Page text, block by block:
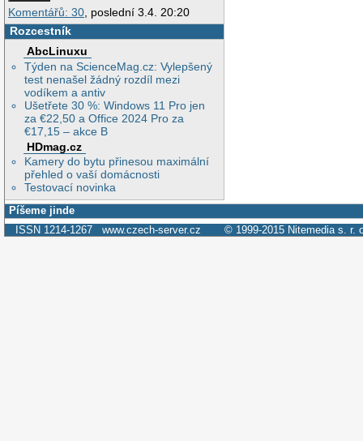
Komentářů: 30, poslední 3.4. 20:20
Rozcestník
AbcLinuxu
Týden na ScienceMag.cz: Vylepšený
test nenašel žádný rozdíl mezi
vodíkem a antiv
Ušetřete 30 %: Windows 11 Pro jen
za €22,50 a Office 2024 Pro za
€17,15 – akce B
HDmag.cz
Kamery do bytu přinesou maximální
přehled o vaší domácnosti
Testovací novinka
Píšeme jinde
ISSN 1214-1267 www.czech-server.cz © 1999-2015 Nitemedia s. r.